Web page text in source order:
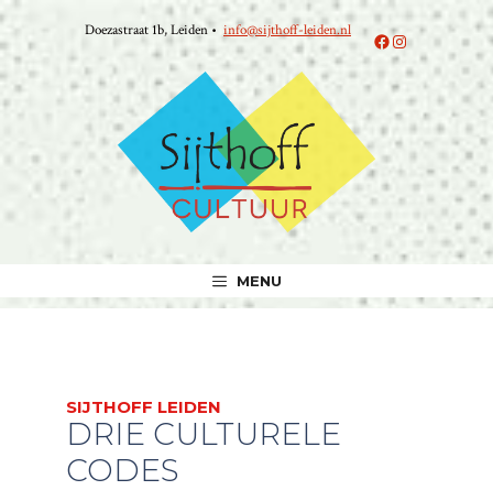
Ga
de
inhoud
Doezastraat 1b, Leiden • info@sijthoff-leiden.nl Facebook
Instagram
MENU
SIJTHOFF LEIDEN
DRIE CULTURELE
CODES